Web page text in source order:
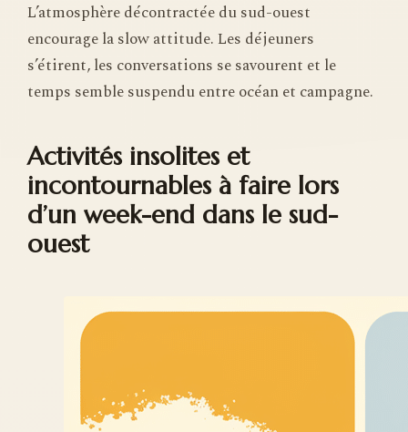
L’atmosphère décontractée du sud-ouest
encourage la slow attitude. Les déjeuners
s’étirent, les conversations se savourent et le
temps semble suspendu entre océan et campagne.
Activités insolites et
incontournables à faire lors
d’un week-end dans le sud-
ouest